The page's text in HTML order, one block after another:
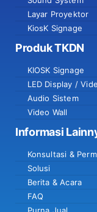
Layar Proyektor
KiosK Signage
Produk TKDN
KIOSK Signage
LED Display /
Audio Sistem
Video Wall
Informasi
Konsultasi &
Solusi
Berita & Acara
FAQ